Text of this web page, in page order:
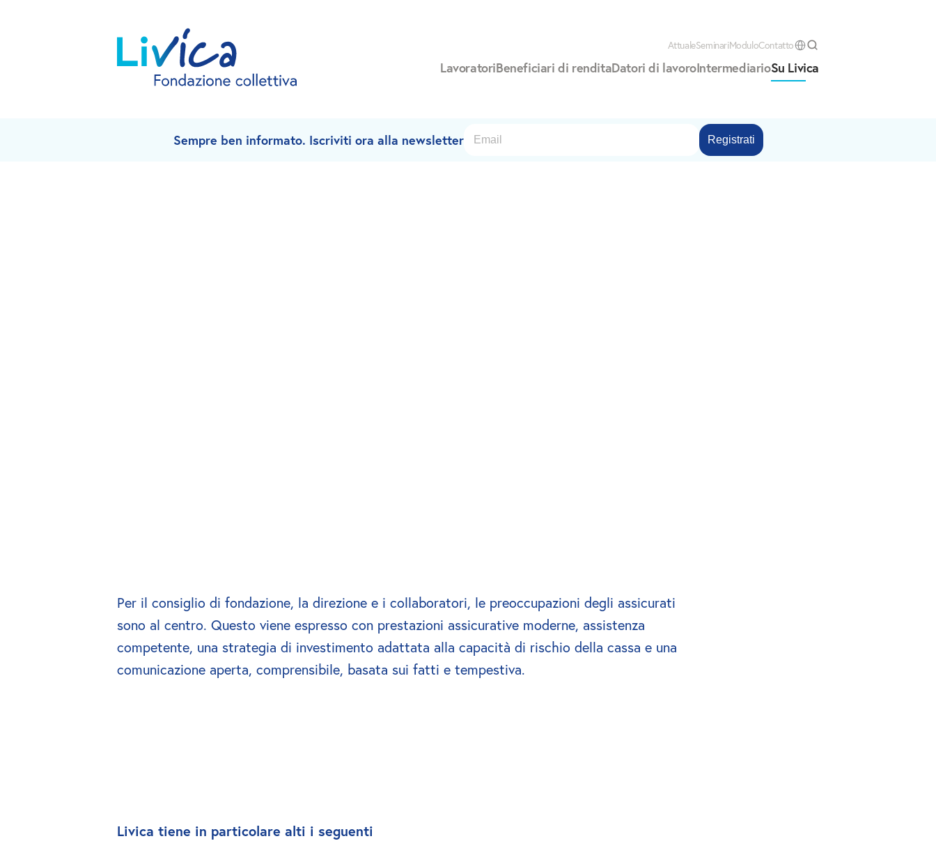
AttualeSeminariModuloContattoSelect Language
LavoratoriBeneficiari di renditaDatori di lavoroIntermediarioSu Livica
Sempre ben informato. Iscriviti ora alla newsletter
Per il consiglio di fondazione, la direzione e i collaboratori, le preoccupazioni degli assicurati
sono al centro. Questo viene espresso con prestazioni assicurative moderne, assistenza
competente, una strategia di investimento adattata alla capacità di rischio della cassa e una
comunicazione aperta, comprensibile, basata sui fatti e tempestiva.
Livica tiene in particolare alti i seguenti